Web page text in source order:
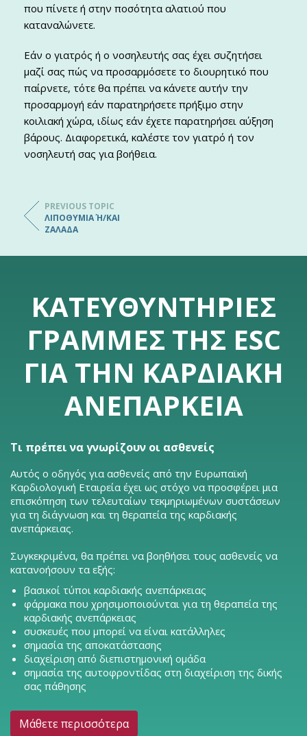
που πίνετε ή στην ποσότητα αλατιού που
καταναλώνετε.
Εάν ο γιατρός ή ο νοσηλευτής σας έχει συζητήσει
μαζί σας πώς να προσαρμόσετε το διουρητικό που
παίρνετε, τότε θα πρέπει να κάνετε αυτήν την
προσαρμογή εάν παρατηρήσετε πρήξιμο στην
κοιλιακή χώρα, ιδίως εάν έχετε παρατηρήσει αύξηση
βάρους. Διαφορετικά, καλέστε τον γιατρό ή τον
νοσηλευτή σας για βοήθεια.
PREVIOUS TOPIC
ΛΙΠΟΘΥΜΊΑ Ή/ΚΑΙ Ζ
ΑΛΆΔΑ
ΚΑΤΕΥΘΥΝΤΉΡΙΕΣ
ΓΡΑΜΜΈΣ ΤΗΣ ESC
ΓΙΑ ΤΗΝ ΚΑΡΔΙΑΚΉ
ΑΝΕΠΆΡΚΕΙΑ
Τι πρέπει να γνωρίζουν οι ασθενείς
Αυτός ο οδηγός για ασθενείς από την Ευρωπαϊκή
Καρδιολογική Εταιρεία έχει ως στόχο να προσφέρει μια
επισκόπηση των τελευταίων τεκμηριωμένων συστάσεων
για τη διάγνωση και τη θεραπεία της καρδιακής
ανεπάρκειας.
Συγκεκριμένα, θα πρέπει να βοηθήσει τους ασθενείς να
κατανοήσουν τα εξής:
βασικοί τύποι καρδιακής ανεπάρκειας
φάρμακα που χρησιμοποιούνται για τη θεραπεία της
καρδιακής ανεπάρκειας
συσκευές που μπορεί να είναι κατάλληλες
σημασία της αποκατάστασης
διαχείριση από διεπιστημονική ομάδα
σημασία της αυτοφροντίδας στη διαχείριση της δικής
σας πάθησης
Μάθετε περισσότερα